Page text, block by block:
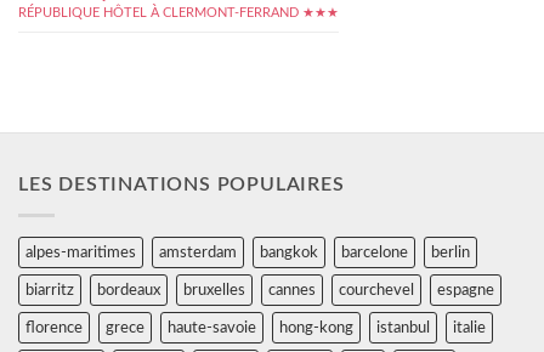
RÉPUBLIQUE HÔTEL À CLERMONT-FERRAND ★★★
LES DESTINATIONS POPULAIRES
alpes-maritimes amsterdam bangkok barcelone berlin
biarritz bordeaux bruxelles cannes courchevel espagne
florence grece haute-savoie hong-kong istanbul italie